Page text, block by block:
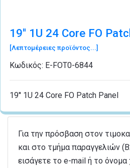
19'' 1U 24 Core FO
[Λεπτομέρειες προϊόντος...]
Κωδικός: Ε-FΟΤ0-6844
19'' 1U 24 Core FO Patch Panel
Για την πρόσβαση στον
και στο τμήμα παραγγελιών
εισάγετε το e-mail ή το όνομα